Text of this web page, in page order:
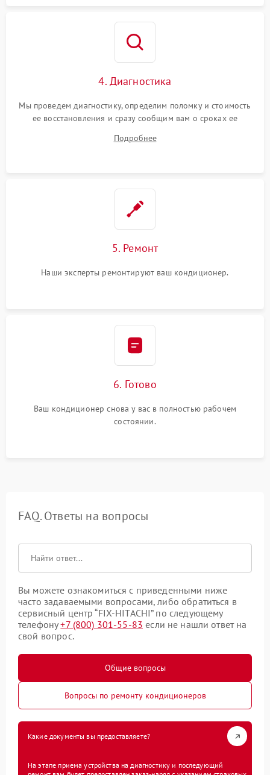
4. Диагностика
Мы проведем диагностику, определим поломку и стоимость
ее восстановления и сразу сообщим вам о сроках ее
Подробнее
5. Ремонт
Наши эксперты ремонтируют ваш кондиционер.
6. Готово
Ваш кондиционер снова у вас в полностью рабочем
состоянии.
FAQ. Ответы на вопросы
Вы можете ознакомиться с приведенными ниже
часто задаваемыми вопросами, либо обратиться в
сервисный центр “FIX-HITACHI” по следующему
телефону+7 (800) 301-55-83 если не нашли ответ на
свой вопрос.
Общие вопросы
Вопросы по ремонту кондиционеров
Какие документы вы предоставляете?
На этапе приема устройства на диагностику и последующий